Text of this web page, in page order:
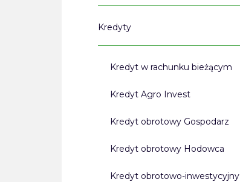
Kredyty
Kredyt w rachunku bieżącym
Kredyt Agro Invest
Kredyt obrotowy Gospodarz
Kredyt obrotowy Hodowca
Kredyt obrotowo-inwestycyjny